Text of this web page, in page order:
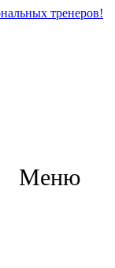
тренеров!
Меню